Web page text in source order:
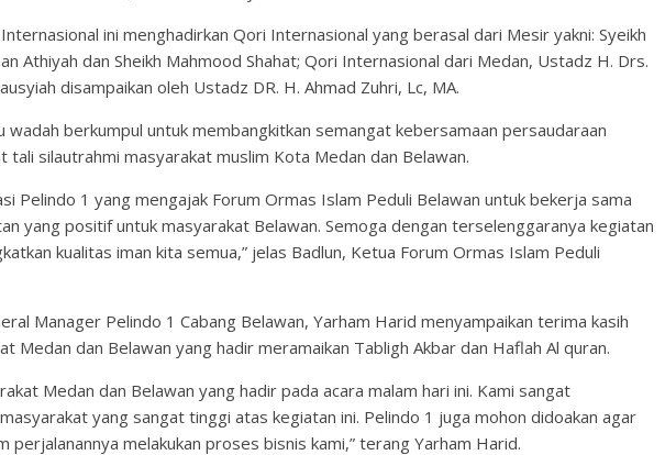
ini menghadirkan Qori Internasional yang berasal dari Mesir yakni: Syeikh
Athiyah dan Sheikh Mahmood Shahat; Qori Internasional dari Medan, Ustadz H. Drs.
disampaikan oleh Ustadz DR. H. Ahmad Zuhri, Lc, MA.
wadah berkumpul untuk membangkitkan semangat kebersamaan persaudaraan
silautrahmi masyarakat muslim Kota Medan dan Belawan.
Pelindo 1 yang mengajak Forum Ormas Islam Peduli Belawan untuk bekerja sama
yang positif untuk masyarakat Belawan. Semoga dengan terselenggaranya kegiatan
kualitas iman kita semua,” jelas Badlun, Ketua Forum Ormas Islam Peduli
Manager Pelindo 1 Cabang Belawan, Yarham Harid menyampaikan terima kasih
Medan dan Belawan yang hadir meramaikan Tabligh Akbar dan Haflah Al quran.
Medan dan Belawan yang hadir pada acara malam hari ini. Kami sangat
yang sangat tinggi atas kegiatan ini. Pelindo 1 juga mohon didoakan agar
perjalanannya melakukan proses bisnis kami,” terang Yarham Harid.